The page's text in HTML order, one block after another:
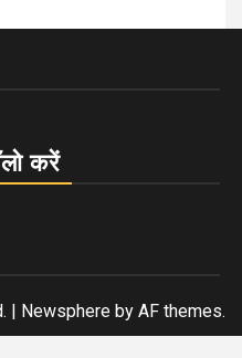
करें
Newsphere by AF themes.